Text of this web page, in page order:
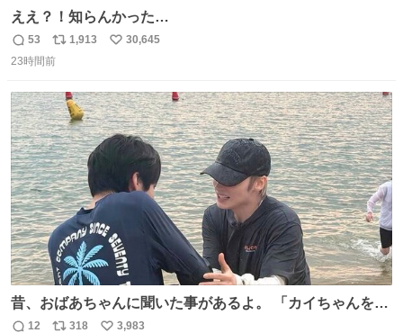
ええ？！知らんかった…
返
信
53
リ
ポ
ト
数
1,913
い
数
30,645
23時間前
昔、おばあちゃんに聞いた事があるよ。 「カイちゃんをい
じめると、アイツが海から上がって来るぞ。」って。
12 318 3,983